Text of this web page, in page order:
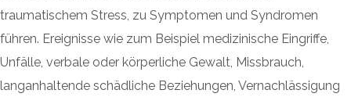
traumatischem Stress, zu Symptomen und Syndromen
führen. Ereignisse wie zum Beispiel medizinische Eingriffe,
Unfälle, verbale oder körperliche Gewalt, Missbrauch,
langanhaltende schädliche Beziehungen, Vernachlässigung